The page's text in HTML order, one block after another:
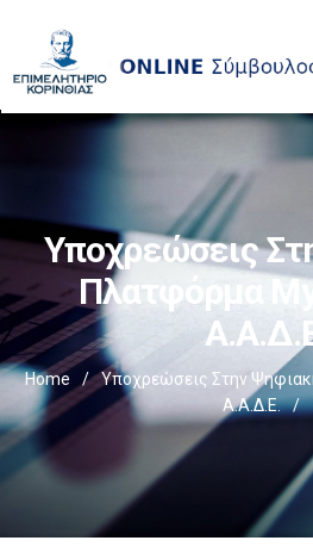
Υποχρεώσεις
Πλατφόρμα
Home /
Υποχρεώσεις Στην
Α.Α.Δ.Ε.
/